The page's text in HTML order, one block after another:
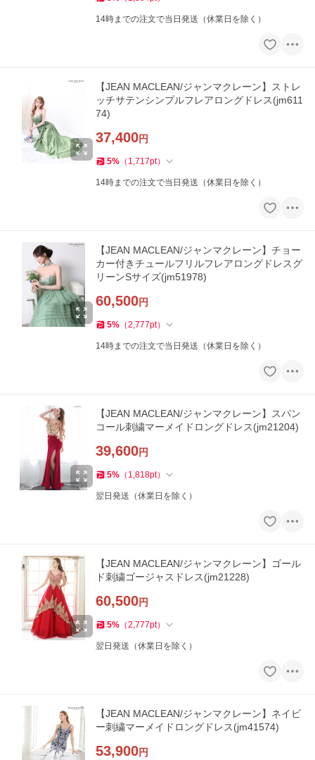
14時までの注文で当日発送（休業日を除く）
【JEAN MACLEAN/ジャンマクレーン】ストレ
ッチサテンシンプルフレアロングドレス(jm611
74)
37,400円
5% （ 1,717pt）
14時までの注文で当日発送（休業日を除く）
【JEAN MACLEAN/ジャンマクレーン】チョー
カー付きチュールフリルフレアロングドレスグ
リーンSサイズ(jm51978)
60,500円
5% （2,777pt）
14時までの注文で当日発送（休業日を除く）
【JEAN MACLEAN/ジャンマクレーン】スパン
コール刺繍マーメイドロングドレス(jm21204)
39,600円
5% （ 1,818pt）
翌日発送（休業日を除く）
【JEAN MACLEAN/ジャンマクレーン】ゴール
ド刺繍ゴージャスドレス(jm21228)
60,500円
5% （2,777pt）
翌日発送（休業日を除く）
【JEAN MACLEAN/ジャンマクレーン】ネイビ
ー刺繍マーメイドロングドレス(jm41574)
53,900円